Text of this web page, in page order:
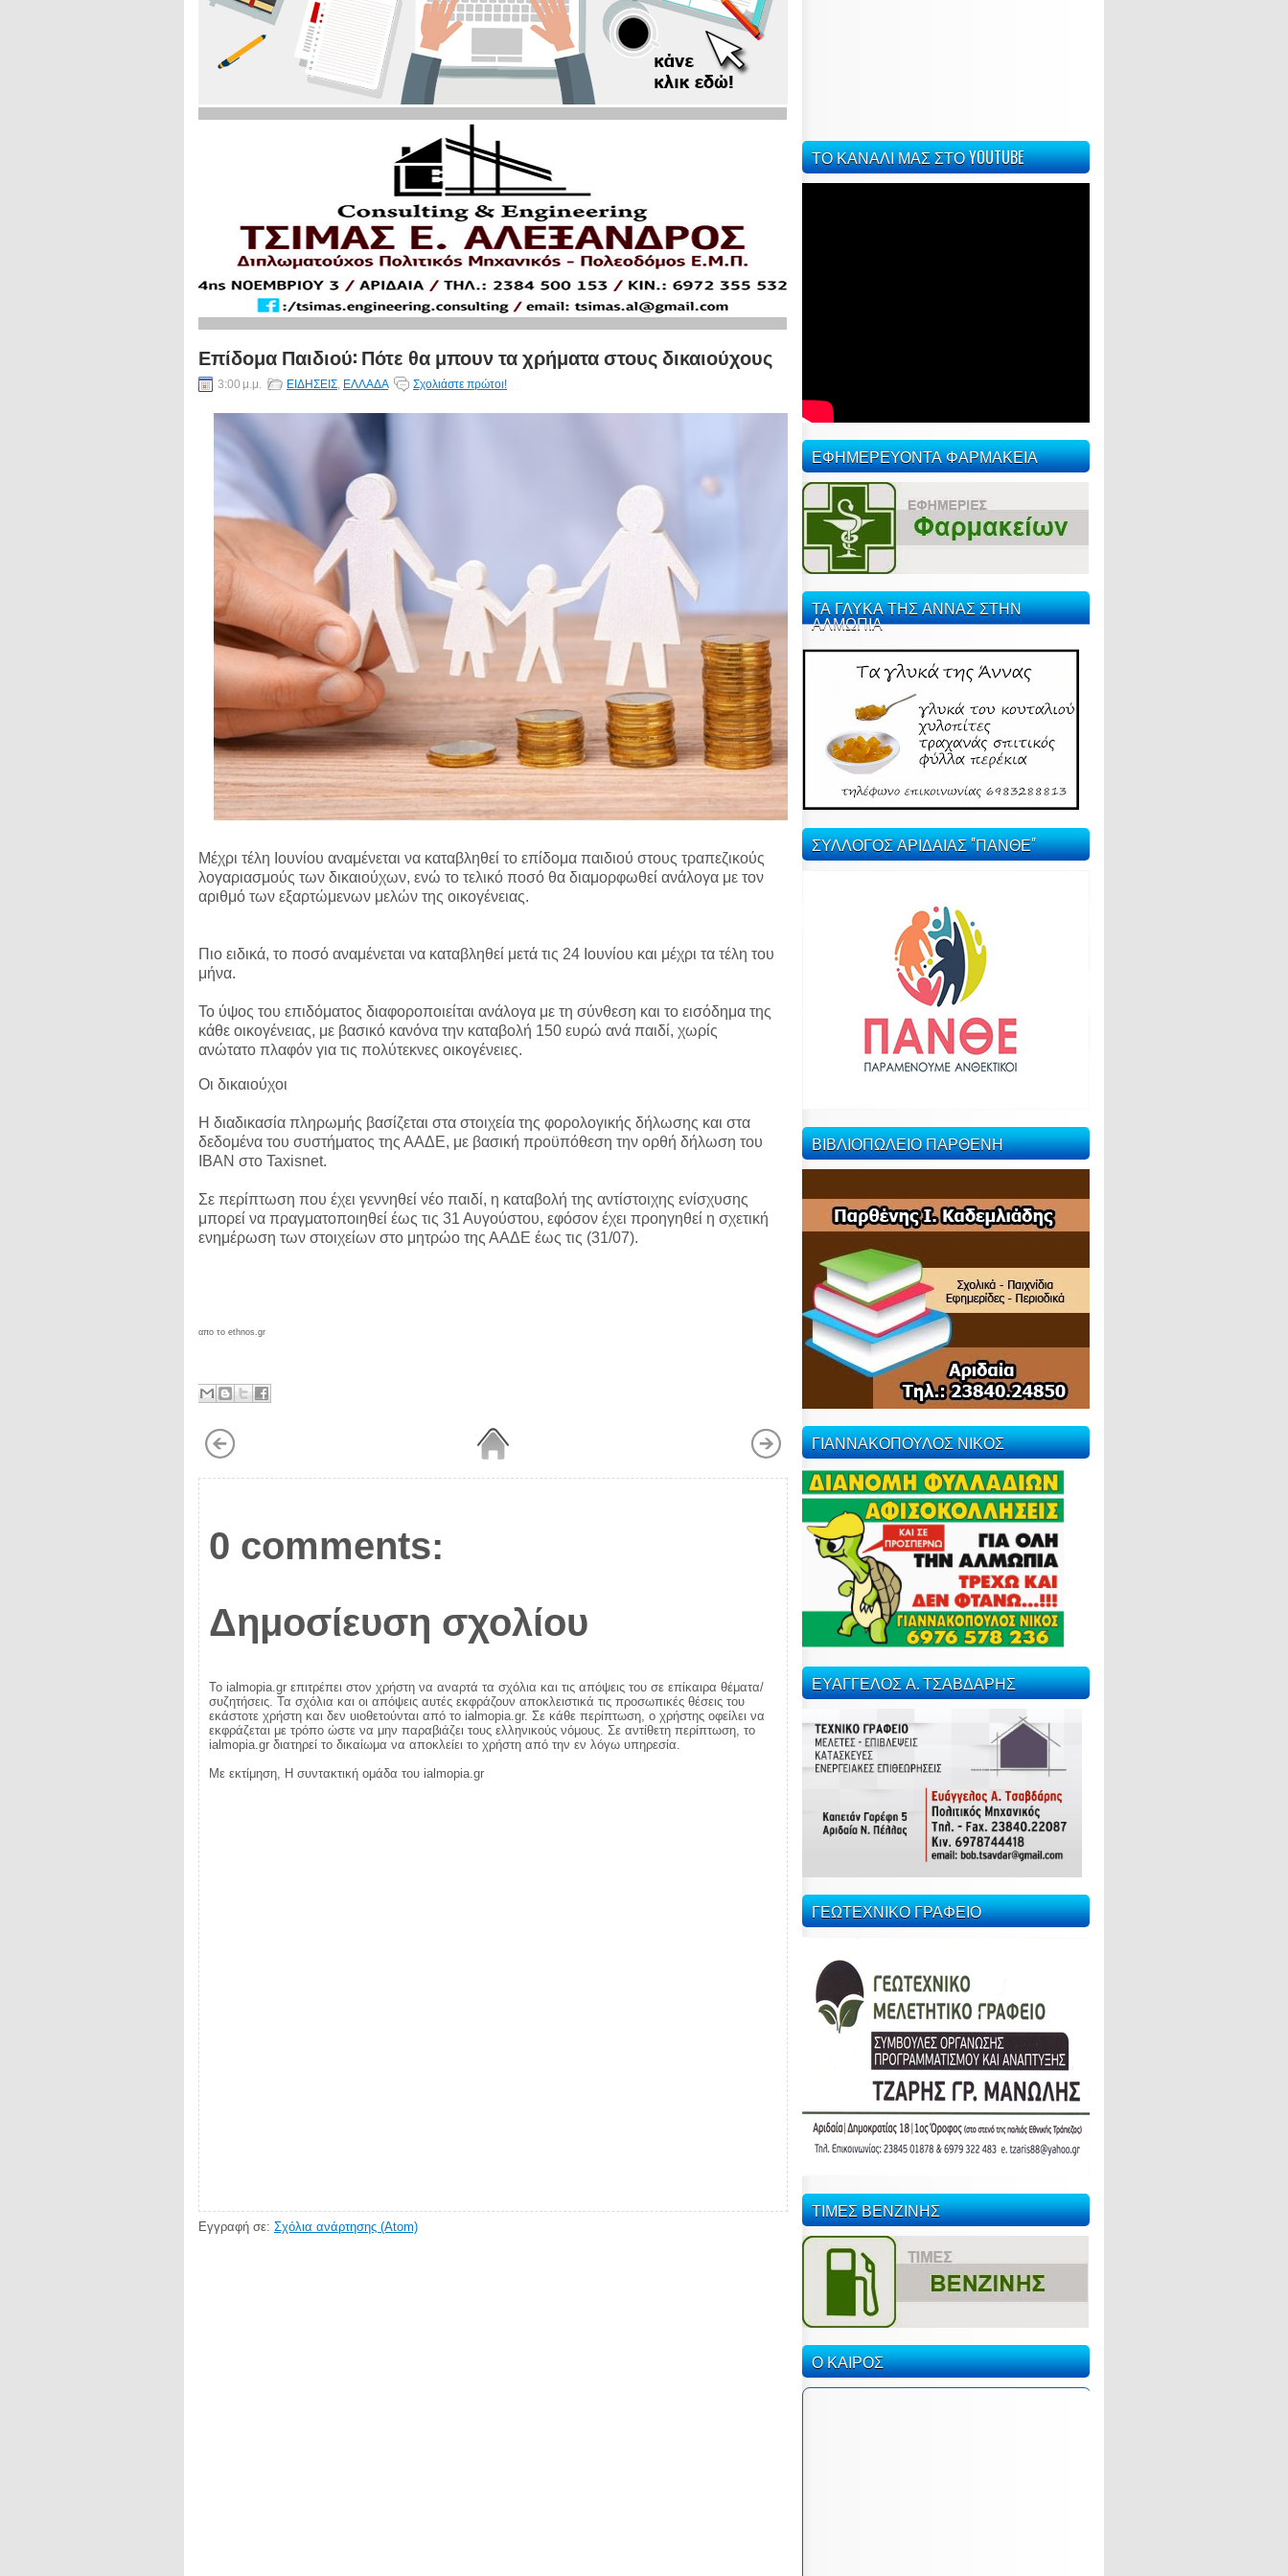
Επίδομα Παιδιού: Πότε θα μπουν τα χρήματα στους δικαιούχους
3:00 μ.μ. ΕΙΔΗΣΕΙΣ, ΕΛΛΑΔΑ Σχολιάστε πρώτοι!
Μέχρι τέλη Ιουνίου αναμένεται να καταβληθεί το επίδομα παιδιού στους τραπεζικούς
λογαριασμούς των δικαιούχων, ενώ το τελικό ποσό θα διαμορφωθεί ανάλογα με τον
αριθμό των εξαρτώμενων μελών της οικογένειας.
Πιο ειδικά, το ποσό αναμένεται να καταβληθεί μετά τις 24 Ιουνίου και μέχρι τα τέλη του
μήνα.
Το ύψος του επιδόματος διαφοροποιείται ανάλογα με τη σύνθεση και το εισόδημα της
κάθε οικογένειας, με βασικό κανόνα την καταβολή 150 ευρώ ανά παιδί, χωρίς
ανώτατο πλαφόν για τις πολύτεκνες οικογένειες.
Οι δικαιούχοι
Η διαδικασία πληρωμής βασίζεται στα στοιχεία της φορολογικής δήλωσης και στα
δεδομένα του συστήματος της ΑΑΔΕ, με βασική προϋπόθεση την ορθή δήλωση του
IBAN στο Taxisnet.
Σε περίπτωση που έχει γεννηθεί νέο παιδί, η καταβολή της αντίστοιχης ενίσχυσης
μπορεί να πραγματοποιηθεί έως τις 31 Αυγούστου, εφόσον έχει προηγηθεί η σχετική
ενημέρωση των στοιχείων στο μητρώο της ΑΑΔΕ έως τις (31/07).
απο το ethnos.gr
0 comments:
Δημοσίευση σχολίου
Το ialmopia.gr επιτρέπει στον χρήστη να αναρτά τα σχόλια και τις απόψεις του σε επίκαιρα θέματα/
συζητήσεις. Τα σχόλια και οι απόψεις αυτές εκφράζουν αποκλειστικά τις προσωπικές θέσεις του
εκάστοτε χρήστη και δεν υιοθετούνται από το ialmopia.gr. Σε κάθε περίπτωση, ο χρήστης οφείλει να
εκφράζεται με τρόπο ώστε να μην παραβιάζει τους ελληνικούς νόμους. Σε αντίθετη περίπτωση, το
ialmopia.gr διατηρεί το δικαίωμα να αποκλείει το χρήστη από την εν λόγω υπηρεσία.
Με εκτίμηση, Η συντακτική ομάδα του ialmopia.gr
Εγγραφή σε: Σχόλια ανάρτησης (Atom)
ΤΟ ΚΑΝΑΛΙ ΜΑΣ ΣΤΟ YOUTUBE
ΕΦΗΜΕΡΕΥΟΝΤΑ ΦΑΡΜΑΚΕΙΑ
ΤΑ ΓΛΥΚΑ ΤΗΣ ΑΝΝΑΣ ΣΤΗΝ
ΑΛΜΩΠΙΑ
ΣΥΛΛΟΓΟΣ ΑΡΙΔΑΙΑΣ "ΠΑΝΘΕ"
ΒΙΒΛΙΟΠΩΛΕΙΟ ΠΑΡΘΕΝΗ
ΓΙΑΝΝΑΚΟΠΟΥΛΟΣ ΝΙΚΟΣ
ΕΥΑΓΓΕΛΟΣ Α. ΤΣΑΒΔΑΡΗΣ
ΓΕΩΤΕΧΝΙΚΟ ΓΡΑΦΕΙΟ
ΤΙΜΕΣ ΒΕΝΖΙΝΗΣ
Ο ΚΑΙΡΟΣ